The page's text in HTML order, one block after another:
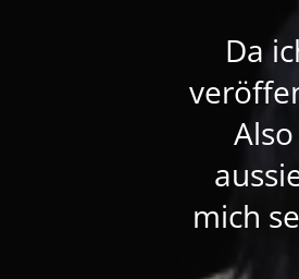
Da
mich